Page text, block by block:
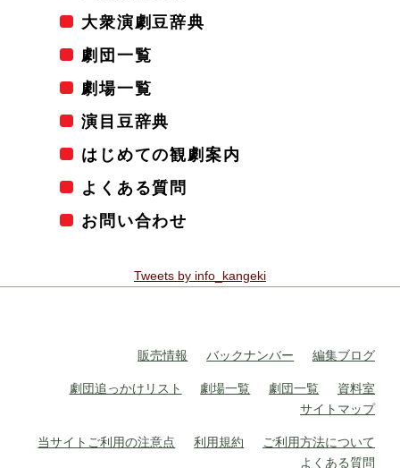
大衆演劇豆辞典
劇団一覧
劇場一覧
演目豆辞典
はじめての観劇案内
よくある質問
お問い合わせ
Tweets by info_kangeki
販売情報 バックナンバー 編集ブログ
劇団追っかけリスト 劇場一覧 劇団一覧
資料室
サイトマップ
当サイトご利用の注意点 利用規約
ご利用方法について
よくある質問